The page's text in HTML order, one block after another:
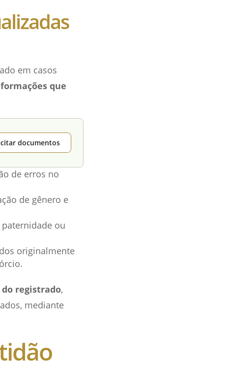
em casos
que
documentos
de erros no
de gênero e
ou
originalmente
registrado,
mediante